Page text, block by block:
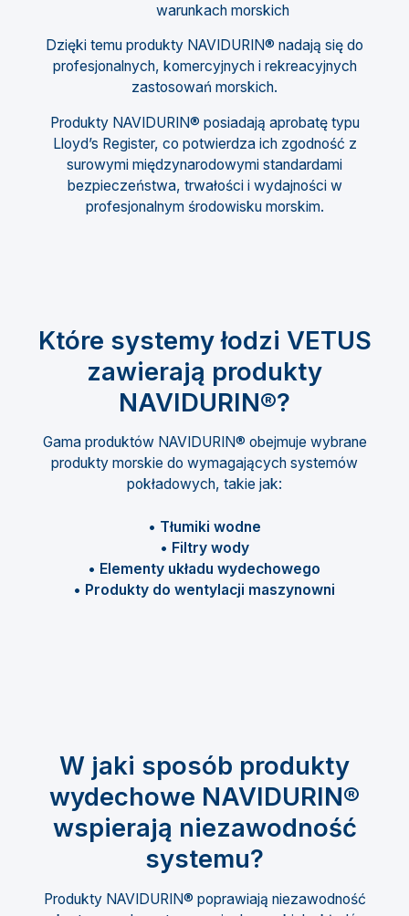
warunkach morskich
Dzięki temu produkty NAVIDURIN® nadają się do
profesjonalnych, komercyjnych i rekreacyjnych
zastosowań morskich.
Produkty NAVIDURIN® posiadają aprobatę typu
Lloyd’s Register, co potwierdza ich zgodność z
surowymi międzynarodowymi standardami
bezpieczeństwa, trwałości i wydajności w
profesjonalnym środowisku morskim.
Które systemy łodzi VETUS
zawierają produkty
NAVIDURIN®?
Gama produktów NAVIDURIN® obejmuje wybrane
produkty morskie do wymagających systemów
pokładowych, takie jak:
• Tłumiki wodne
• Filtry wody
• Elementy układu wydechowego
• Produkty do wentylacji maszynowni
W jaki sposób produkty
wydechowe NAVIDURIN®
wspierają niezawodność
systemu?
Produkty NAVIDURIN® poprawiają niezawodność